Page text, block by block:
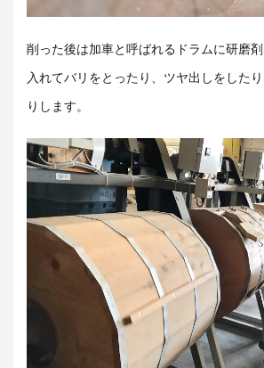
削った後は加車と呼ばれるドラムに研磨
入れてバリをとったり、ツヤ出しをした
りします。